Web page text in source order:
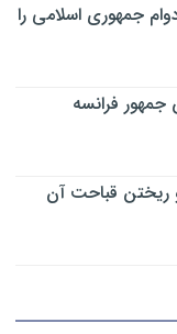
جمهوری اسلامی را
جمهور فرانسه
ریختن قباحت آن